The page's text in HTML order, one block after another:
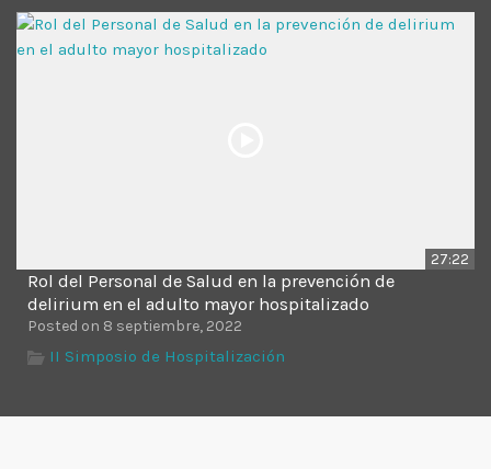
27:22
Rol del Personal de Salud en la prevención de
delirium en el adulto mayor hospitalizado
Posted on 8 septiembre, 2022
II Simposio de Hospitalización